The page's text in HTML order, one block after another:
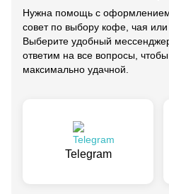
Нужна помощь с
совет по выбору кофе, чая
Выберите удобный
ответим на все вопросы,
максимально удачной.
Telegram